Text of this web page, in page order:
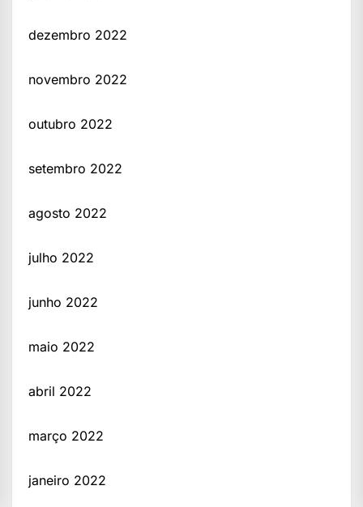
dezembro 2022
novembro 2022
outubro 2022
setembro 2022
agosto 2022
julho 2022
junho 2022
maio 2022
abril 2022
março 2022
janeiro 2022